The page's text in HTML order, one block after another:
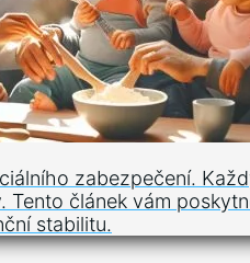
zabezpečení.
článek vám
stabilitu.